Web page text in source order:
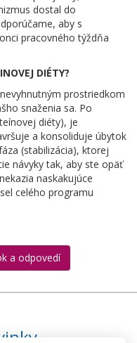
dostal do
aby s
pracovného týždňa
DIÉTY?
prostriedkom
snaženia sa. Po
diéty), je
a konsoliduje úbytok
(stabilizácia), ktorej
návyky tak, aby ste opäť
naskakujúce
celého programu
a odpovedí